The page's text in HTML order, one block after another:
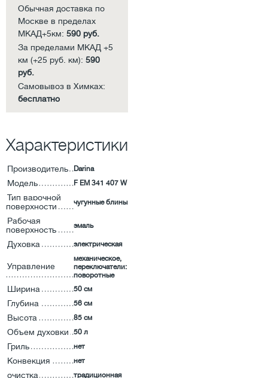
Обычная доставка по
Москве в пределах
МКАД+5км: 590 руб.
За пределами МКАД +5
км (+25 руб. км): 590
руб.
Самовывоз в Химках:
бесплатно
Характеристики
Производитель Darina
Модель F EM 341 407 W
Тип варочной
поверхности
чугунные блины
Рабочая
поверхность
эмаль
Духовка электрическая
Управление
механическое,
переключатели:
поворотные
Ширина 50 см
Глубина 56 см
Высота 85 см
Объем духовки 50 л
Гриль нет
Конвекция нет
очистка традиционная